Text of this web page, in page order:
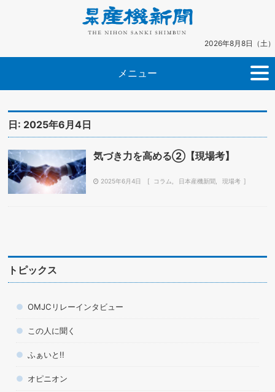
2026年8月8日（土）
メニュー
日: 2025年6月4日
気づき力を高める②【現場考】
2025年6月4日 コラム 日本産機新聞 現場考
トピックス
OMJCリレーインタビュー
この人に聞く
ふぁいと!!
オピニオン